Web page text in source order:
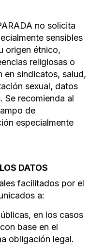
no solicita
sensibles
origen étnico,
religiosas o
sindicatos, salud,
sexual, datos
Se recomienda al
de
especialmente
DATOS
facilitados por el
a:
en los casos
base en el
obligación legal.